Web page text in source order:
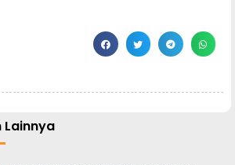
Lainnya